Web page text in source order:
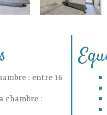
: entre 16
chambre :